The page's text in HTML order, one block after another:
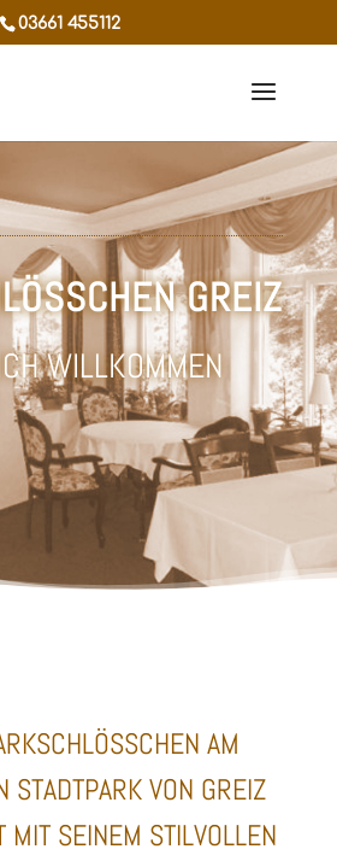
03661 455112
GREIZ
WILLKOMMEN
AM I
VON GREIZ G
SEINEM STILVOLLEN U